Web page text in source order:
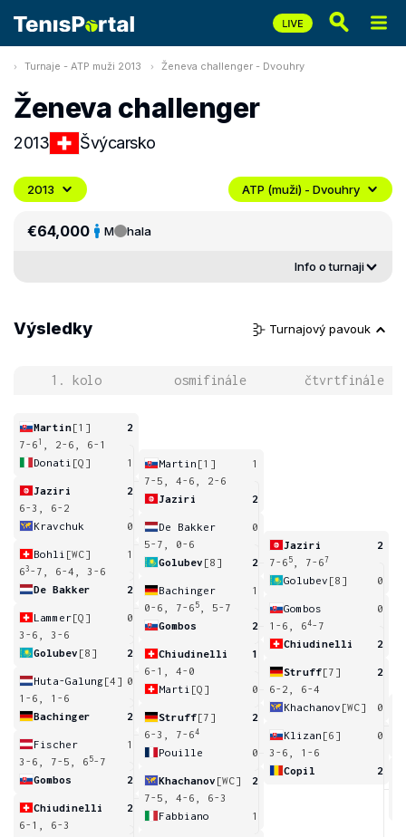
Turnaje - ATP muži 2013 Ženeva challenger - Dvouhry
Ženeva challenger
2013 Švýcarsko
2013 ATP (muži) - Dvouhry
€64,000 M hala
Info o turnaji
Výsledky Turnajový pavouk
1. kolo osmifinále čtvrtfinále
Martin[1]
2
7-6 1
, 2-6, 6-1
Donati [Q] 1
Jaziri
2
6-3, 6-2
Kravchuk
0
Bohli [WC]
1
63 -7, 6-4, 3-6
De Bakker
2
Lammer[Q]
0
3-6, 3-6
Golubev [8] 2
Huta-Galung[4] 0
1-6, 1-6
Bachinger
2
Fischer
1
3-6, 7-5, 6 5-7
Gombos
2
Chiudinelli
2
6-1, 6-3
Martin [1]
1
7-5, 4-6, 2-6
Jaziri
2
De Bakker
0
5-7, 0-6
Golubev [8] 2
Bachinger
1
0-6, 7-6 5
, 5-7
Gombos
2
Chiudinelli
1
6-1, 4-0
Marti [Q] 0
Struff[7]
2
6-3, 7-64
Pouille 0
Khachanov [WC]
2
7-5, 4-6, 6-3
Fabbiano
1
Jaziri
2
7-6 5 , 7-67
Golubev [8] 0
Gombos
0
1-6, 64-7
Chiudinelli
2
Struff[7]
2
6-2, 6-4
Khachanov [WC] 0
Klizan [6]
0
3-6, 1-6
Copil
2